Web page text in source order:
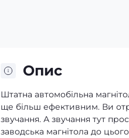
Опис
Штатна автомобільна
ще більш ефективним. Ви
звучання. А звучання тут
заводська магнітола до